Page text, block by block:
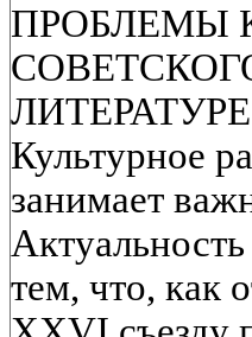
ПРОБЛЕМЫ
Культурное
занимает
тем, что, как